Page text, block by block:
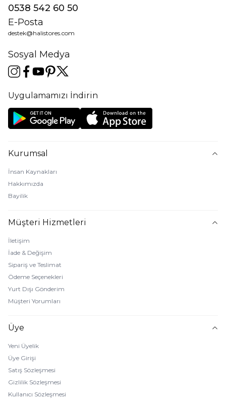
0538 542 60 50
E-Posta
destek@halistores.com
Sosyal Medya
Uygulamamızı İndirin
Kurumsal
İnsan Kaynakları
Hakkımızda
Bayilik
Müşteri Hizmetleri
İletişim
İade & Değişim
Sipariş ve Teslimat
Ödeme Seçenekleri
Yurt Dışı Gönderim
Müşteri Yorumları
Üye
Yeni Üyelik
Üye Girişi
Satış Sözleşmesi
Gizlilik Sözleşmesi
Kullanıcı Sözleşmesi